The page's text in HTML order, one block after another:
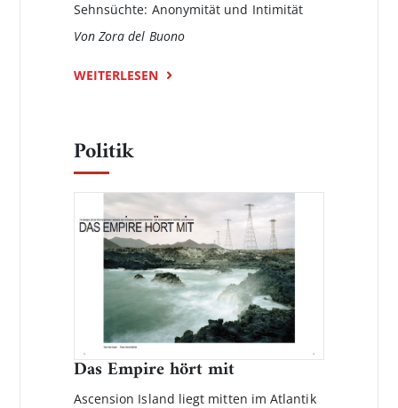
Sehnsüchte: Anonymität und Intimität
Von Zora del Buono
WEITERLESEN
Politik
Das Empire hört mit
Ascension Island liegt mitten im Atlantik